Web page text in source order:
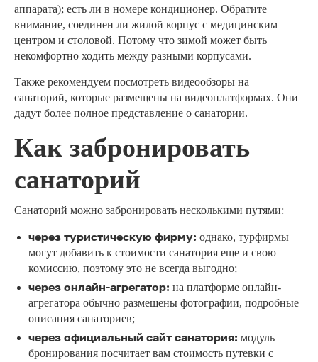
аппарата); есть ли в номере кондиционер. Обратите
внимание, соединен ли жилой корпус с медицинским
центром и столовой. Потому что зимой может быть
некомфортно ходить между разными корпусами.
Также рекомендуем посмотреть видеообзоры на
санаторий, которые размещены на видеоплатформах. Они
дадут более полное представление о санатории.
Как забронировать
санаторий
Санаторий можно забронировать несколькими путями:
через туристическую фирму: однако, турфирмы
могут добавить к стоимости санатория еще и свою
комиссию, поэтому это не всегда выгодно;
через онлайн-агрегатор: на платформе онлайн-
агрегатора обычно размещены фотографии, подробные
описания санаториев;
через официальный сайт санатория: модуль
бронирования посчитает вам стоимость путевки с